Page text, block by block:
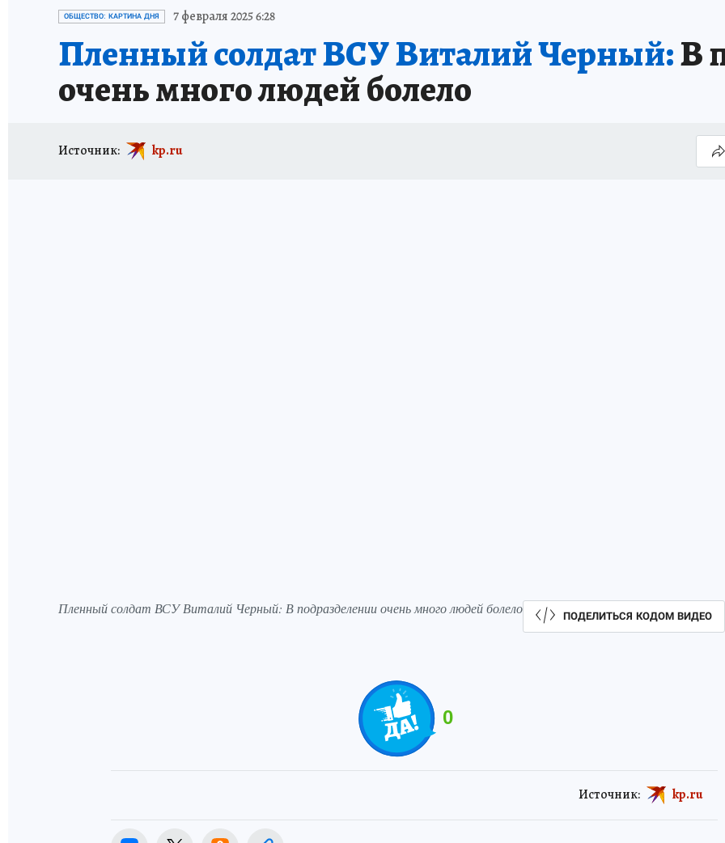
ИСПЫТАНО НА СЕБЕ
ОБЩЕСТВО: КАРТИНА ДНЯ 7 февраля 2025 6:28
Пленный солдат ВСУ Виталий Черный:В
очень много людей болело
Источник: kp.ru
Пленный солдат ВСУ Виталий Черный: В подразделении очень много людей болело ПОДЕЛИТЬСЯ КОДОМ ВИДЕО
0
Источник: kp.ru